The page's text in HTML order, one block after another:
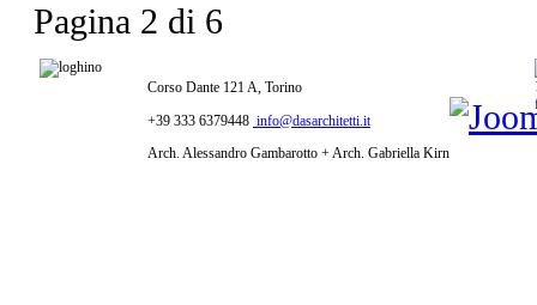
Pagina 2 di 6
Corso Dante 121 A, Torino
+39 333 6379448 info@dasarchitetti.it
Arch. Alessandro Gambarotto + Arch. Gabriella Kirn